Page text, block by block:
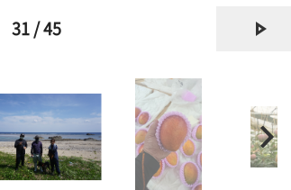
31 / 45